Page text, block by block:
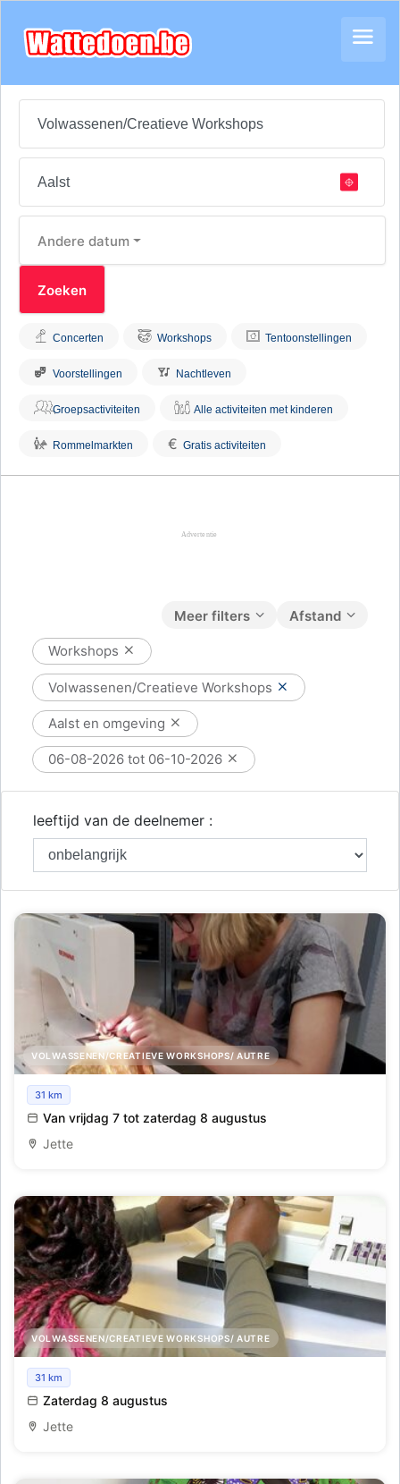
Andere datum
Concerten Workshops Tentoonstellingen
Voorstellingen Nachtleven
Groepsactiviteiten Alle activiteiten met kinderen
Rommelmarkten € Gratis activiteiten
Afstand
Meer filters
Workshops
Volwassenen/Creatieve Workshops
Aalst en omgeving
06-08-2026 tot 06-10-2026
leeftijd van de deelnemer :
VOLWASSENEN/CREATIEVE WORKSHOPS/ AUTRE
Vrije naailes
31 km
Van vrijdag 7 tot zaterdag 8 augustus
Jette
VOLWASSENEN/CREATIEVE WORKSHOPS/ AUTRE
Inleiding naaien
31 km
Zaterdag 8 augustus
Jette